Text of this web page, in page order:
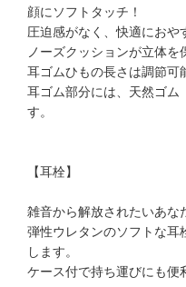
顔にソフトタッチ！
圧迫感がなく、快適におや
ノーズクッションが立体を
耳ゴムひもの長さは調節可
耳ゴム部分には、天然ゴム
す。
【耳栓】
雑音から解放されたいあな
弾性ウレタンのソフトな耳
します。
ケース付で持ち運びにも便